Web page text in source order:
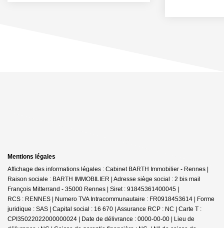
Mentions légales
Affichage des informations légales : Cabinet BARTH Immobilier - Rennes |
Raison sociale : BARTH IMMOBILIER | Adresse siège social : 2 bis mail
François Mitterrand - 35000 Rennes | Siret : 91845361400045 |
RCS : RENNES | Numero TVA Intracommunautaire : FR0918453614 | Forme
juridique : SAS | Capital social : 16 670 | Assurance RCP : NC | Carte T :
CPI35022022000000024 | Date de délivrance : 0000-00-00 | Lieu de